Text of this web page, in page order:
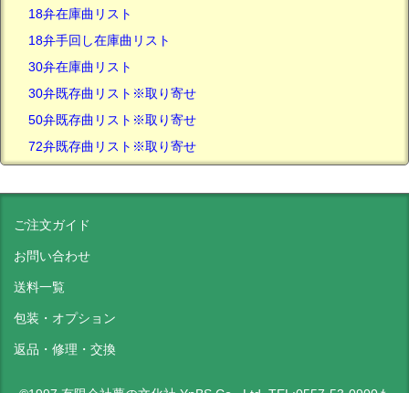
18弁在庫曲リスト
18弁手回し在庫曲リスト
30弁在庫曲リスト
30弁既存曲リスト※取り寄せ
50弁既存曲リスト※取り寄せ
72弁既存曲リスト※取り寄せ
ご注文ガイド
お問い合わせ
送料一覧
包装・オプション
返品・修理・交換